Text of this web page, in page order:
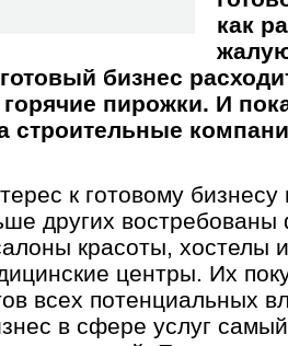
как
бизнес
пирожки. И
строительные
к готовому
других
красоты, хостелы
центры. Их
всех потенциальных
в сфере услуг